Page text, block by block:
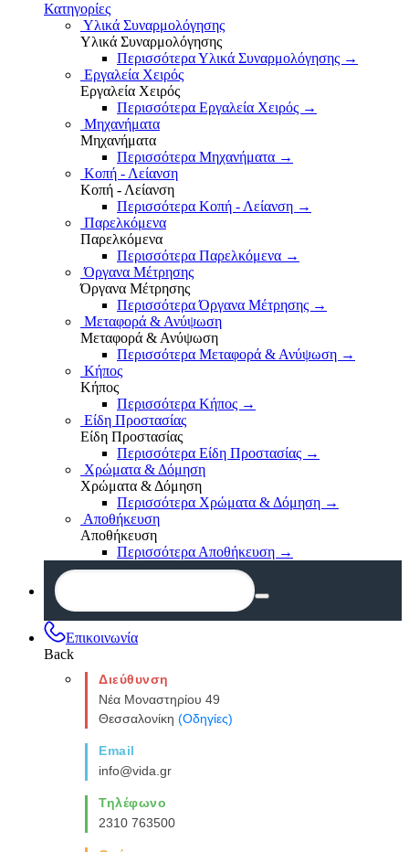
Κατηγορίες
Υλικά Συναρμολόγησης
Υλικά Συναρμολόγησης
Περισσότερα Υλικά Συναρμολόγησης →
Εργαλεία Χειρός
Εργαλεία Χειρός
Περισσότερα Εργαλεία Χειρός →
Μηχανήματα
Μηχανήματα
Περισσότερα Μηχανήματα →
Κοπή - Λείανση
Κοπή - Λείανση
Περισσότερα Κοπή - Λείανση →
Παρελκόμενα
Παρελκόμενα
Περισσότερα Παρελκόμενα →
Όργανα Μέτρησης
Όργανα Μέτρησης
Περισσότερα Όργανα Μέτρησης →
Μεταφορά & Ανύψωση
Μεταφορά & Ανύψωση
Περισσότερα Μεταφορά & Ανύψωση →
Κήπος
Κήπος
Περισσότερα Κήπος →
Είδη Προστασίας
Είδη Προστασίας
Περισσότερα Είδη Προστασίας →
Χρώματα & Δόμηση
Χρώματα & Δόμηση
Περισσότερα Χρώματα & Δόμηση →
Αποθήκευση
Αποθήκευση
Περισσότερα Αποθήκευση →
Επικοινωνία
Back
Διεύθυνση
Νέα Μοναστηρίου 49
Θεσσαλονίκη (Οδηγίες)
Email
info@vida.gr
Τηλέφωνο
2310 763500